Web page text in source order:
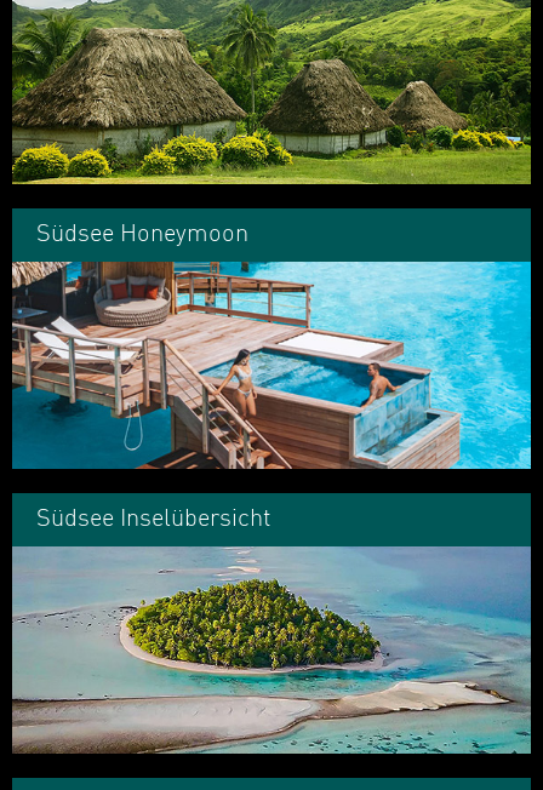
Südsee Honeymoon
Südsee Inselübersicht